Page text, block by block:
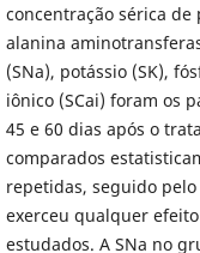
concentração sérica
alanina
(SNa), potássio (SK),
iônico (SCai) foram os
45 e 60 dias após o
comparados
repetidas, seguido pelo
exerceu qualquer
estudados. A SNa no